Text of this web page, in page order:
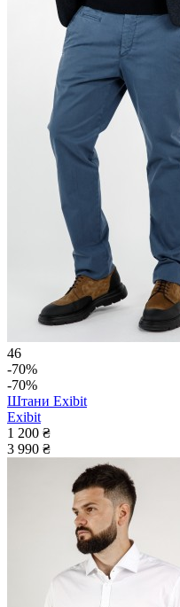
46
-70%
-70%
Штани Exibit
Exibit
1 200 ₴
3 990 ₴